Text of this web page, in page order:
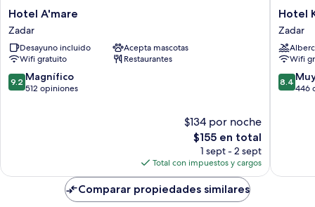
Hotel
A'mare
Zadar
Hotel A'mare
Zadar
Desayuno incluido
Acepta mascotas
Wifi gratuito
Restaurantes
9.2
de
9.2 Magnífico
512 opiniones
$134 por noche
El
precio
actual
es
de
$155
$155 en total
1 sept - 2 sept
Total con impuestos y cargos
Hotel
Zadar
Hotel
Zadar
Wifi
8.4
de
8.4
446
Comparar propiedades similares